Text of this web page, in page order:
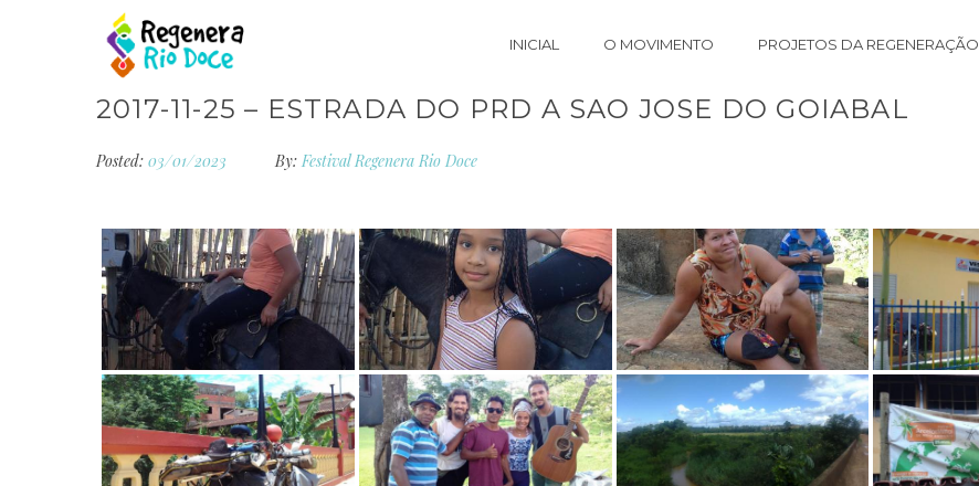
INICIAL O MOVIMENTO PROJETOS DA REGENERAÇÃO
2017-11-25 – ESTRADA DO PRD A SAO JOSE DO GOIABAL
Posted: 03/01/2023 By: Festival Regenera Rio Doce